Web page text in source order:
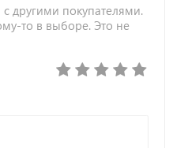
другими покупателями.
то в выборе. Это не